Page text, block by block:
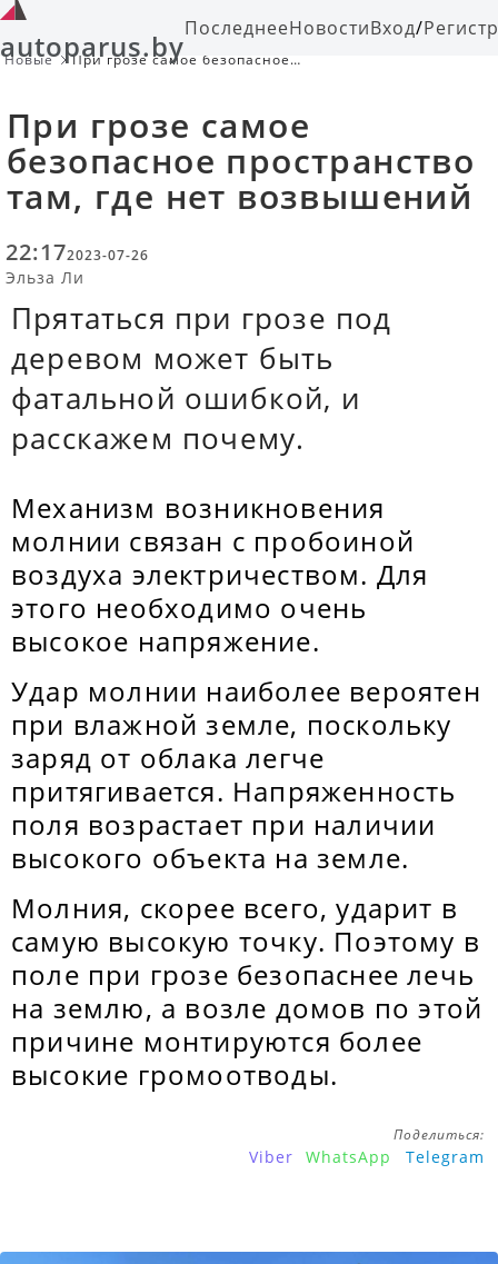
autoparus.byПоследнееНовостиВход/
Новые
При грозе самое безопасное
При грозе самое
безопасное пространство
там, где нет возвышений
22:172023-07-26
Эльза Ли
Прятаться при грозе под
деревом может быть
фатальной ошибкой, и
расскажем почему.
Механизм возникновения
молнии связан с пробоиной
воздуха электричеством. Для
этого необходимо очень
высокое напряжение.
Удар молнии наиболее вероятен
при влажной земле, поскольку
заряд от облака легче
притягивается. Напряженность
поля возрастает при наличии
высокого объекта на земле.
Молния, скорее всего, ударит в
самую высокую точку. Поэтому в
поле при грозе безопаснее лечь
на землю, а возле домов по этой
причине монтируются более
высокие громоотводы.
Поделиться:
Viber WhatsApp Telegram